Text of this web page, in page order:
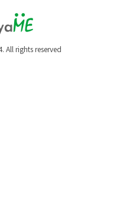
All rights reserved